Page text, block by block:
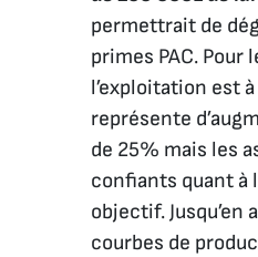
permettrait de
primes PAC. Pour
l’exploitation est
représente
de 25% mais les
confiants quant à
objectif. Jusqu’en
courbes de